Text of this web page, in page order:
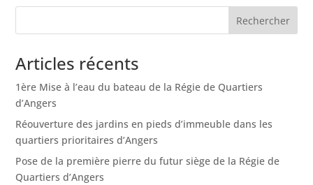
Articles récents
1ère Mise à l’eau du bateau de la Régie de Quartiers
d’Angers
Réouverture des jardins en pieds d’immeuble dans les
quartiers prioritaires d’Angers
Pose de la première pierre du futur siège de la Régie de
Quartiers d’Angers